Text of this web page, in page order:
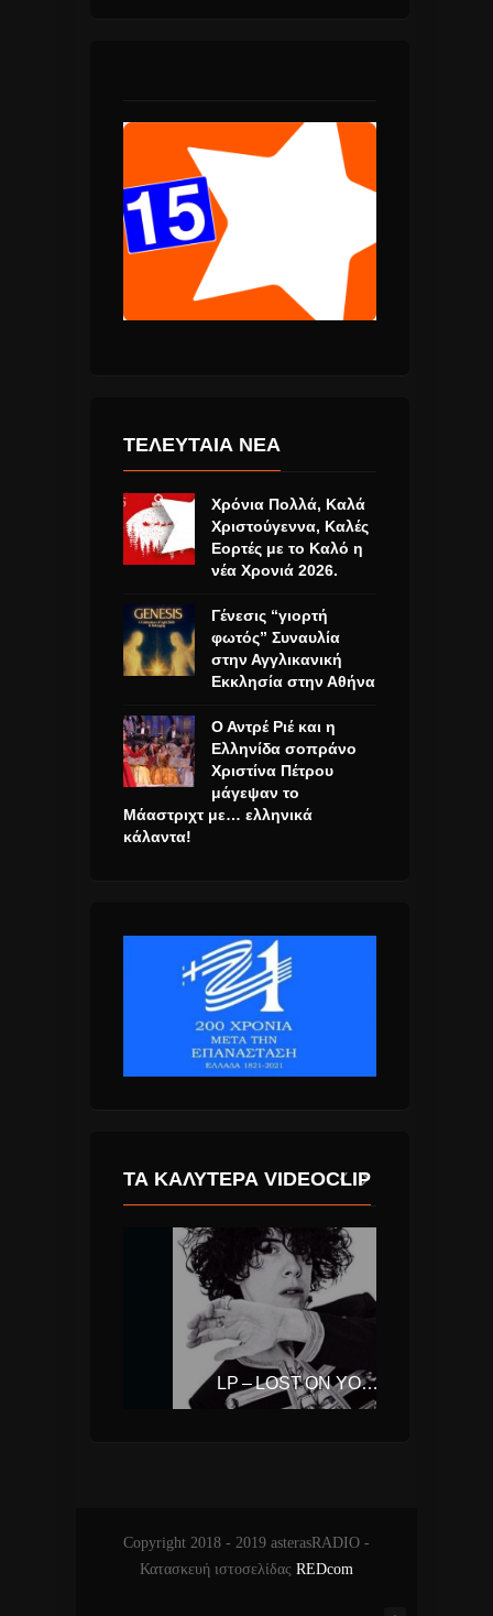
ΤΕΛΕΥΤΑΙΑ ΝΕΑ
Χρόνια Πολλά, Καλά
Χριστούγεννα, Καλές
Εορτές με το Καλό η
νέα Χρονιά 2026.
Γένεσις “γιορτή
φωτός” Συναυλία
στην Αγγλικανική
Εκκλησία στην Αθήνα
Ο Αντρέ Ριέ και η
Ελληνίδα σοπράνο
Χριστίνα Πέτρου
μάγεψαν το
Μάαστριχτ με… ελληνικά
κάλαντα!
ΤΑ ΚΑΛΎΤΕΡΑ VIDEOCLIP
LP – LOST ON YOU (LAURA PERGOLIZZI)
Copyright 2018 - 2019 asterasRADIO -
Κατασκευή ιστοσελίδας REDcom